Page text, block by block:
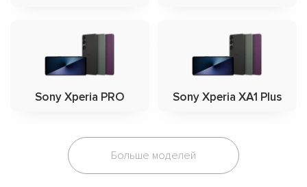
Sony Xperia PRO Sony Xperia XA1 Plus
Больше моделей